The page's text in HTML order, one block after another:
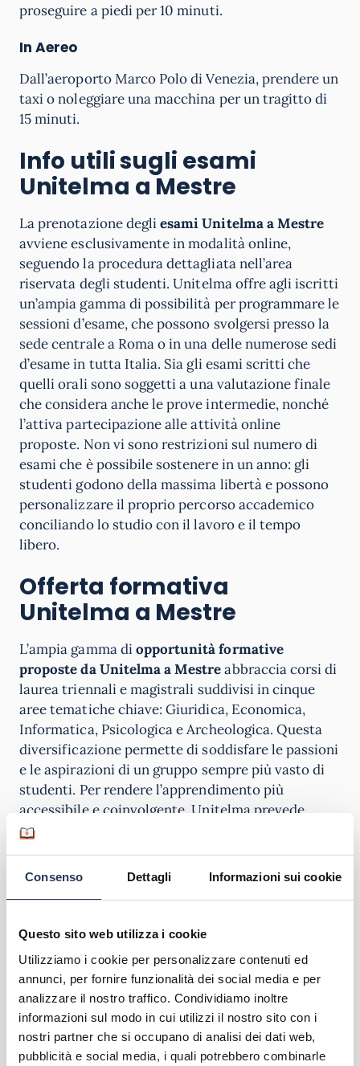
Consenso Dettagli Informazioni sui cookie
Questo sito web utilizza i cookie
Utilizziamo i cookie per personalizzare contenuti ed
annunci, per fornire funzionalità dei social media e per
analizzare il nostro traffico. Condividiamo inoltre
informazioni sul modo in cui utilizzi il nostro sito con i
nostri partner che si occupano di analisi dei dati web,
pubblicità e social media, i quali potrebbero combinarle
proseguire a piedi per 10 minuti.
In Aereo
Dall’aeroporto Marco Polo di Venezia, prendere un
taxi o noleggiare una macchina per un tragitto di
15 minuti.
Info utili sugli esami
Unitelma a Mestre
La prenotazione degliesami Unitelma a Mestre
avviene esclusivamente in modalità online,
seguendo la procedura dettagliata nell’area
riservata degli studenti. Unitelma offre agli iscritti
un’ampia gamma di possibilità per programmare le
sessioni d’esame, che possono svolgersi presso la
sede centrale a Roma o in una delle numerose sedi
d’esame in tutta Italia. Sia gli esami scritti che
quelli orali sono soggetti a una valutazione finale
che considera anche le prove intermedie, nonché
l’attiva partecipazione alle attività online
proposte. Non vi sono restrizioni sul numero di
esami che è possibile sostenere in un anno: gli
studenti godono della massima libertà e possono
personalizzare il proprio percorso accademico
conciliando lo studio con il lavoro e il tempo
libero.
Offerta formativa
Unitelma a Mestre
L’ampia gamma diopportunità formative
proposte da Unitelma a Mestreabbraccia corsi di
laurea triennali e magistrali suddivisi in cinque
aree tematiche chiave: Giuridica, Economica,
Informatica, Psicologica e Archeologica. Questa
diversificazione permette di soddisfare le passioni
e le aspirazioni di un gruppo sempre più vasto di
studenti. Per rendere l’apprendimento più
accessibile e coinvolgente, Unitelma prevede
l’utilizzo di un
formative e interagire con tutor e docenti. Inoltre,
prenotare gli esami. Gli studenti possono poi
propri dati, la consultazione della posta
elettronica e l’accesso alla biblioteca digitale,
migliorando così ulteriormente la loro esperienza
di studio.